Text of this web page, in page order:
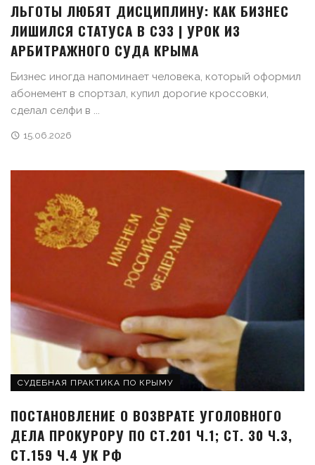
ЛЬГОТЫ ЛЮБЯТ ДИСЦИПЛИНУ: КАК БИЗНЕС
ЛИШИЛСЯ СТАТУСА В СЭЗ | УРОК ИЗ
АРБИТРАЖНОГО СУДА КРЫМА
Бизнес иногда напоминает человека, который оформил
абонемент в спортзал, купил дорогие кроссовки,
сделал селфи в ...
15.06.2026
СУДЕБНАЯ ПРАКТИКА ПО КРЫМУ
ПОСТАНОВЛЕНИЕ О ВОЗВРАТЕ УГОЛОВНОГО
ДЕЛА ПРОКУРОРУ ПО СТ.201 Ч.1; СТ. 30 Ч.3,
СТ.159 Ч.4 УК РФ